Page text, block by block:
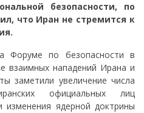
безопасности, по
что Иран не стремится к
Форуме по безопасности в
взаимных нападений Ирана и
заметили увеличение числа
официальных лиц
изменения ядерной доктрины